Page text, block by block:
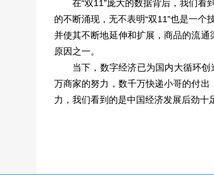
在“双11”庞大的数据背后，我们
的不断涌现，无不表明“双11”也是一
并使其不断地延伸和扩展，商品的流通
原因之一。
当下，数字经济已为国内大循环
万商家的努力，数千万快递小哥的付出
力，我们看到的是中国经济发展后劲十